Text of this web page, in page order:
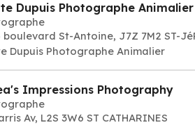
Dupuis Photographe Animalier
boulevard St-Antoine, J7Z 7M2 ST-
Dupuis Photographe Animalier
Impressions Photography
Av, L2S 3W6 ST CATHARINES